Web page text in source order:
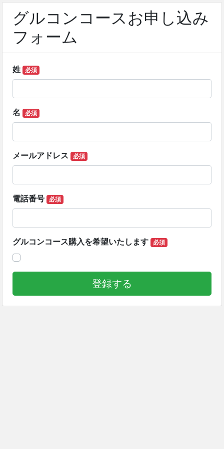
グルコンコースお申し込み
フォーム
姓 必須
名 必須
メールアドレス 必須
電話番号 必須
グルコンコース購入を希望いたします 必須
登録する